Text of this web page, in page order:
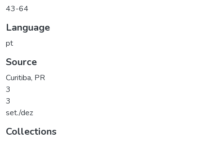
43-64
Language
pt
Source
Curitiba, PR
3
3
set./dez
Collections